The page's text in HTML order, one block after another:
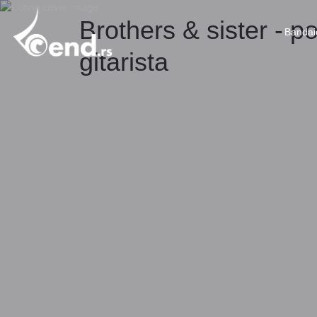
Brothers & sister -
gitarista